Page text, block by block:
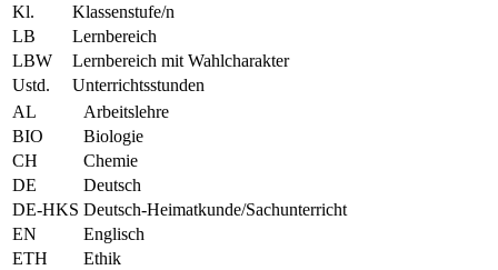
Kl.
Klassenstufe/n
LB
Lernbereich
LBW
Lernbereich mit Wahlcharakter
Ustd.
Unterrichtsstunden
AL
Arbeitslehre
BIO
Biologie
CH
Chemie
DE
Deutsch
DE-HKS Deutsch-Heimatkunde/Sachunterricht
EN
Englisch
ETH
Ethik